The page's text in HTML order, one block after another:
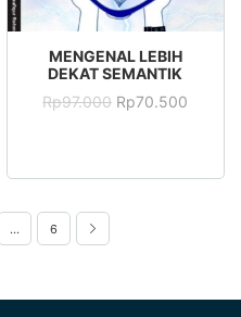
ADD TO CART
MENGENAL LEBIH
DEKAT SEMANTIK
Rp97.000 Rp70.500
… 6